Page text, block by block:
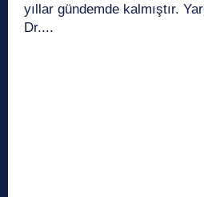
yıllar gündemde kalmıştır.
Dr....